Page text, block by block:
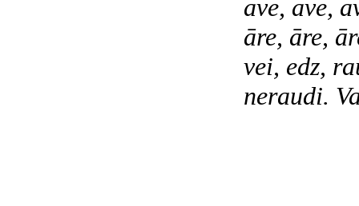
ave, ave,
āre, āre,
vei, edz,
neraudi.